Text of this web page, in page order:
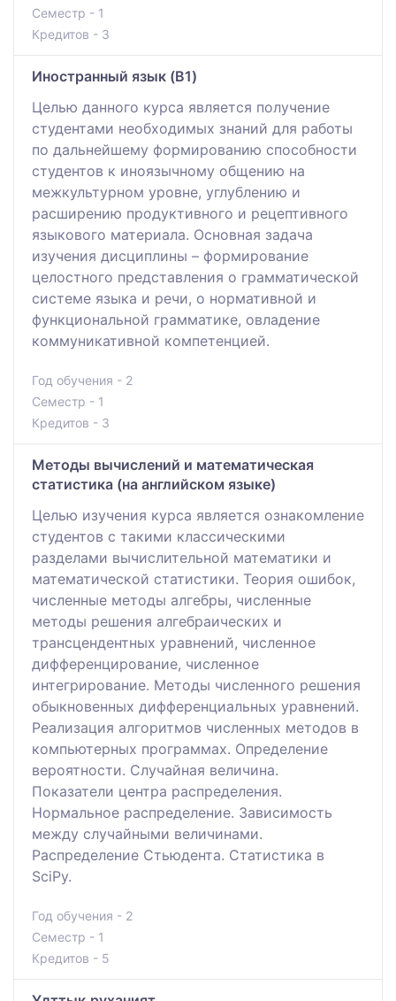
Семестр - 1
Кредитов - 3
Иностранный язык (B1)
Целью данного курса является получение
студентами необходимых знаний для работы
по дальнейшему формированию способности
студентов к иноязычному общению на
межкультурном уровне, углублению и
расширению продуктивного и рецептивного
языкового материала. Основная задача
изучения дисциплины – формирование
целостного представления о грамматической
системе языка и речи, о нормативной и
функциональной грамматике, овладение
коммуникативной компетенцией.
Год обучения - 2
Семестр - 1
Кредитов - 3
Методы вычислений и математическая
статистика (на английском языке)
Целью изучения курса является ознакомление
студентов с такими классическими
разделами вычислительной математики и
математической статистики. Теория ошибок,
численные методы алгебры, численные
методы решения алгебраических и
трансцендентных уравнений, численное
дифференцирование, численное
интегрирование. Методы численного решения
обыкновенных дифференциальных уравнений.
Реализация алгоритмов численных методов в
компьютерных программах. Определение
вероятности. Случайная величина.
Показатели центра распределения.
Нормальное распределение. Зависимость
между случайными величинами.
Распределение Стьюдента. Статистика в
SciPy.
Год обучения - 2
Семестр - 1
Кредитов - 5